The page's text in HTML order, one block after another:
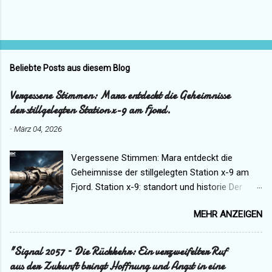
Beliebte Posts aus diesem Blog
Vergessene Stimmen: Mara entdeckt die Geheimnisse
der stillgelegten Station x-9 am Fjord.
-März 04, 2026
Vergessene Stimmen: Mara entdeckt die
Geheimnisse der stillgelegten Station x-9 am
Fjord. Station x-9: standort und historie Der
endete mit den Worten: "Wenn das Licht
erlischt, vergesst uns nicht." Es war kein
spektakuläres Ende – nur eine Stimme, brüchig
vor Kälte, die in einem Puls aus Rauschen
MEHR ANZEIGEN
"Signal 2057 – Die Rückkehr: Ein verzweifelter Ruf
aus der Zukunft bringt Hoffnung und Angst in eine